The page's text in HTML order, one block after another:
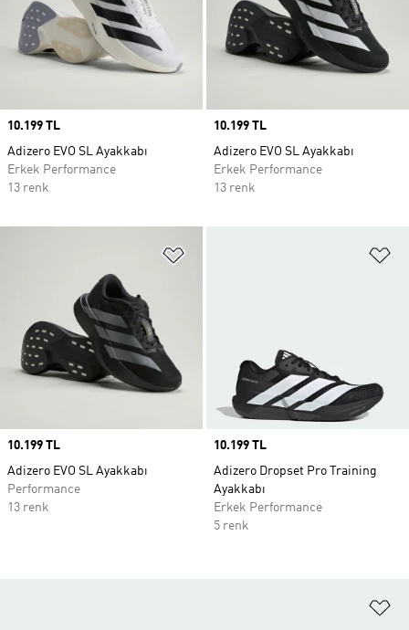
Price
10.199 TL
Adizero EVO SL Ayakkabı
Erkek Performance
13 renk
Price
10.199 TL
Adizero EVO SL Ayakkabı
Erkek Performance
13 renk
Price
10.199 TL
Adizero EVO SL Ayakkabı
Performance
13 renk
Price
10.199 TL
Adizero Dropset Pro Training
Ayakkabı
Erkek Performance
5 renk